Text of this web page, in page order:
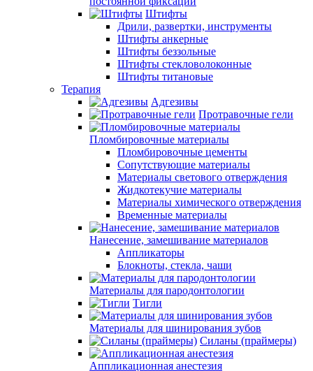
Штифты
Дрили, развертки, инструменты
Штифты анкерные
Штифты беззольные
Штифты стекловолоконные
Штифты титановые
Терапия
Адгезивы
Протравочные гели
Пломбировочные материалы
Пломбировочные цементы
Сопутствующие материалы
Материалы светового отверждения
Жидкотекучие материалы
Материалы химического отверждения
Временные материалы
Нанесение, замешивание материалов
Аппликаторы
Блокноты, стекла, чаши
Материалы для пародонтологии
Тигли
Материалы для шинирования зубов
Силаны (праймеры)
Аппликационная анестезия